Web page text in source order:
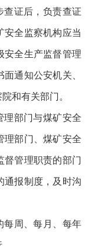
查证后，负责查证
安全监察机构应当
安全生产监督管理
通知公安机关、
和有关部门。
理部门与煤矿安全
理部门、煤矿安全
督管理职责的部门
通报制度，及时沟
每周、每月、每年